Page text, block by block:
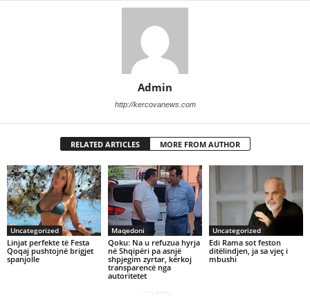
Admin
http://kercovanews.com
RELATED ARTICLES MORE FROM AUTHOR
Uncategorized
Linjat perfekte të Festa
Qoqaj pushtojnë brigjet
spanjolle
Maqedoni
Qoku: Na u refuzua hyrja
në Shqipëri pa asnjë
shpjegim zyrtar, kërkoj
transparencë nga
autoritetet
Uncategorized
Edi Rama sot feston
ditëlindjen, ja sa vjeç i
mbushi